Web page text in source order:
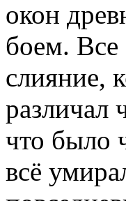
окон
боем. Все
слияние,
различал
что было
всё